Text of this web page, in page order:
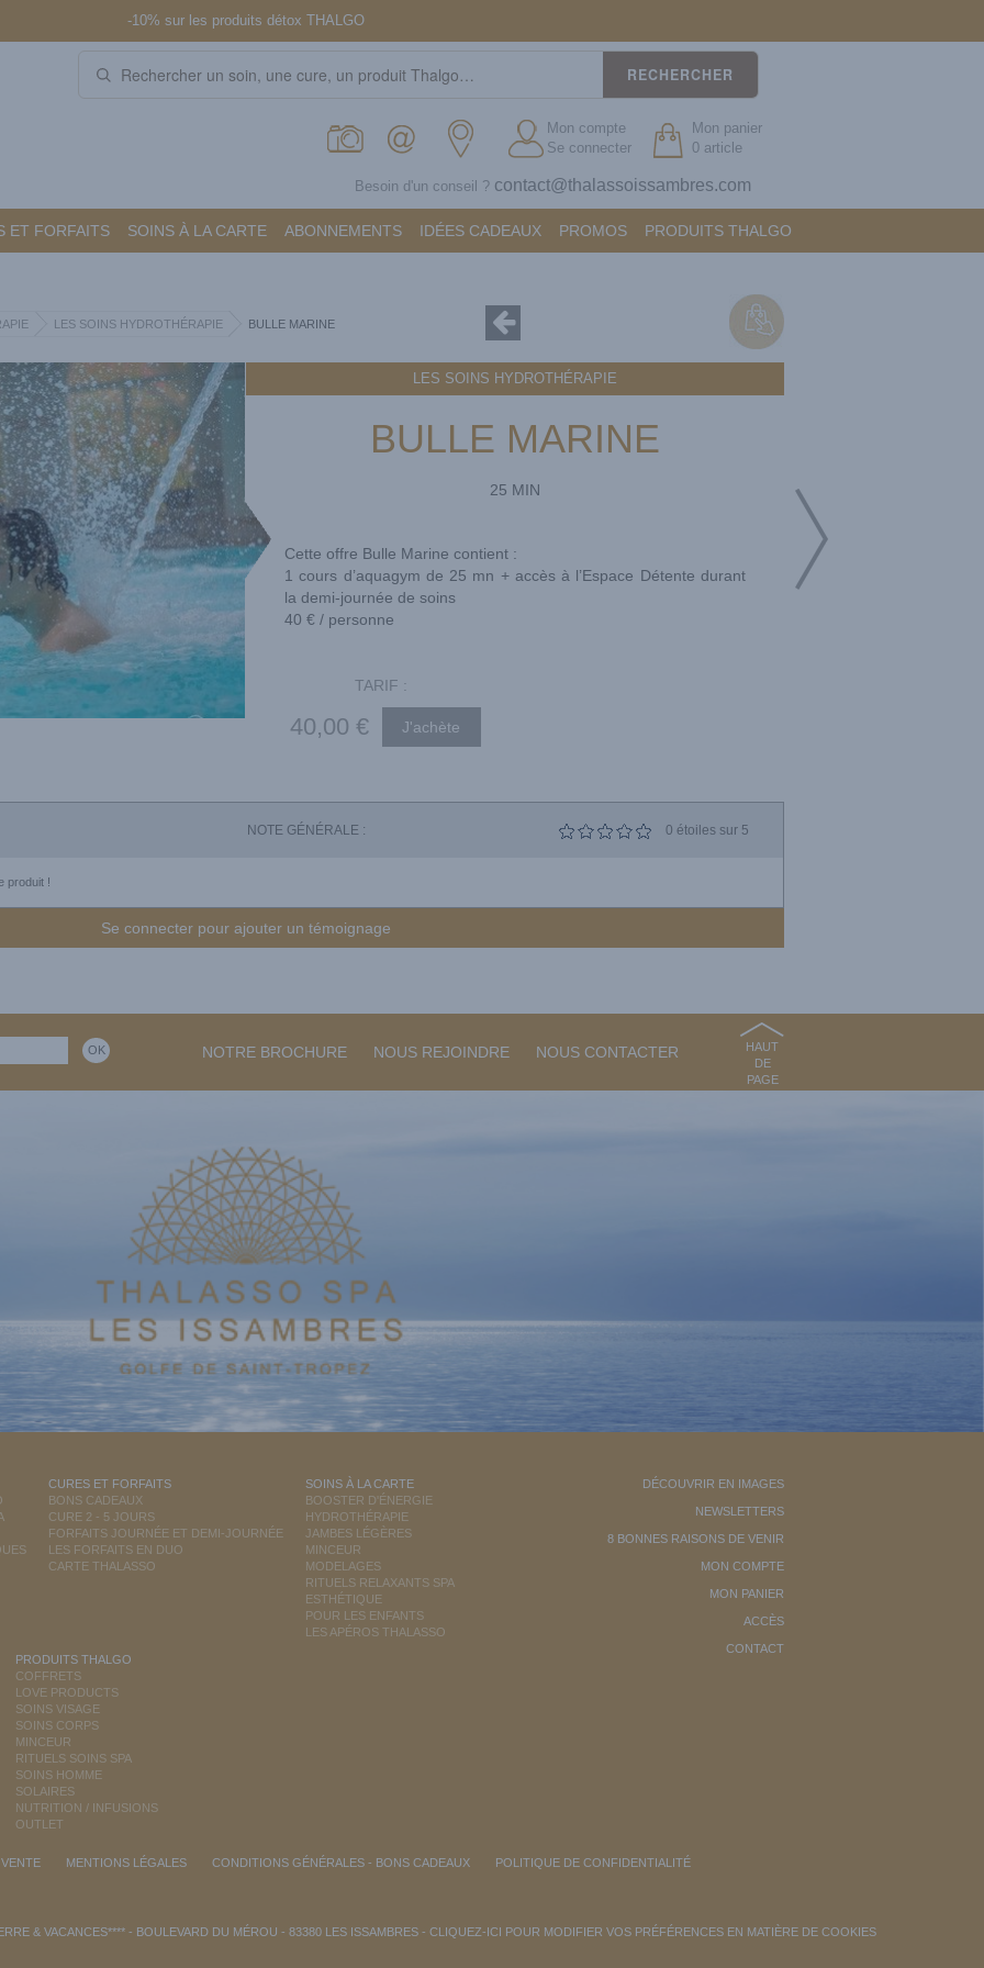
ET FORFAITS SOINS À LA CARTE ABONNEMENTS IDÉES CADEAUX PROMOS PRODUITS THALGO
-10% sur les produits détox THALGO
Besoin d'un conseil ? contact@thalassoissambres.com
RECHERCHER
Mon compte
Se connecter
Mon panier
0 article
LES SOINS HYDROTHÉRAPIE BULLE MARINE
LES SOINS HYDROTHÉRAPIE
BULLE MARINE
25 MIN
Cette offre Bulle Marine contient :
1 cours d’aquagym de 25 mn + accès à l’Espace Détente durant
la demi-journée de soins
40 € / personne
TARIF :
40,00 €
NOTE GÉNÉRALE : 0 étoiles sur 5
produit !
Se connecter pour ajouter un témoignage
NOTRE BROCHURE NOUS REJOINDRE NOUS CONTACTER
HAUT
DE
PAGE
CURES ET FORFAITS
BONS CADEAUX
CURE 2 - 5 JOURS
FORFAITS JOURNÉE ET DEMI-JOURNÉE
LES FORFAITS EN DUO
CARTE THALASSO
SOINS À LA CARTE
BOOSTER D'ÉNERGIE
HYDROTHÉRAPIE
JAMBES LÉGÈRES
MINCEUR
MODELAGES
RITUELS RELAXANTS SPA
ESTHÉTIQUE
POUR LES ENFANTS
LES APÉROS THALASSO
PRODUITS THALGO
COFFRETS
LOVE PRODUCTS
SOINS VISAGE
SOINS CORPS
MINCEUR
RITUELS SOINS SPA
SOINS HOMME
SOLAIRES
NUTRITION / INFUSIONS
OUTLET
DÉCOUVRIR EN IMAGES
NEWSLETTERS
8 BONNES RAISONS DE VENIR
MON COMPTE
MON PANIER
ACCÈS
CONTACT
MENTIONS LÉGALES CONDITIONS GÉNÉRALES - BONS CADEAUX POLITIQUE DE CONFIDENTIALITÉ
& VACANCES**** - BOULEVARD DU MÉROU - 83380 LES ISSAMBRES - CLIQUEZ-ICI POUR MODIFIER VOS PRÉFÉRENCES EN MATIÈRE DE COOKIES